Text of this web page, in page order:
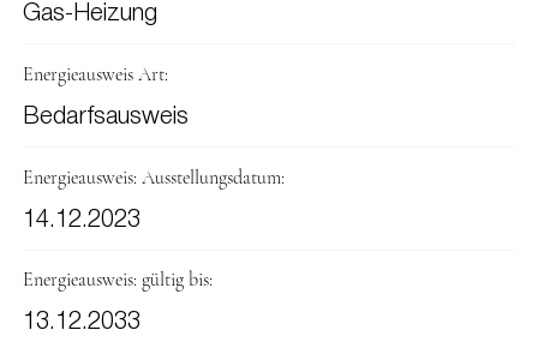
Gas-Heizung
Energieausweis Art:
Bedarfsausweis
Energieausweis: Ausstellungsdatum:
14.12.2023
Energieausweis: gültig bis:
13.12.2033